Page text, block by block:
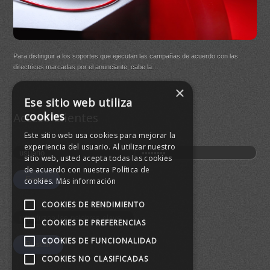
Para distinguir a los soportes que ejecutan las campañas de acuerdo con las
directrices marcadas por el anunciante, cabe la…
Acceso Clientes
×
Ese sitio web utiliza
cookies
Este sitio web usa cookies para mejorar la
experiencia del usuario. Al utilizar nuestro
sitio web, usted acepta todas las cookies
de acuerdo con nuestra Política de
cookies. Más información
COOKIES DE RENDIMIENTO
COOKIES DE PREFERENCIAS
COOKIES DE FUNCIONALIDAD
COOKIES NO CLASIFICADAS